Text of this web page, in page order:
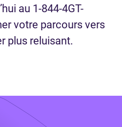
au 1-844-4GT-
votre parcours vers
plus reluisant.